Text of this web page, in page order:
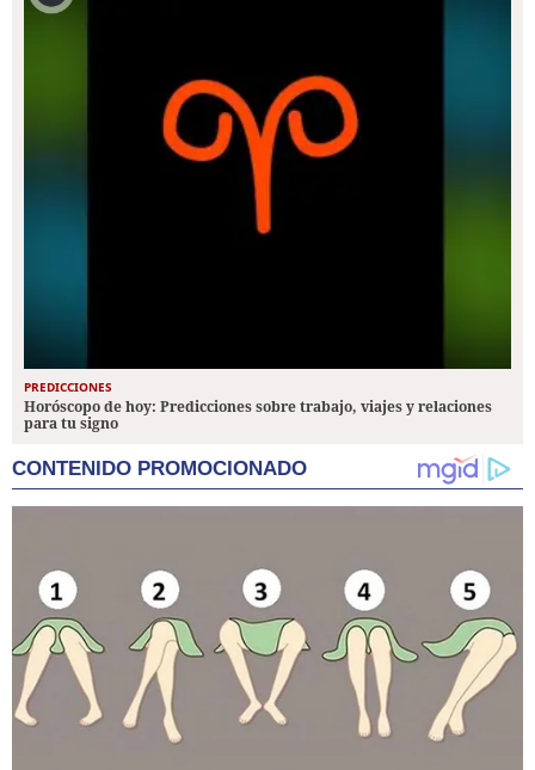
PREDICCIONES
Horóscopo de hoy: Predicciones sobre trabajo, viajes y relaciones
para tu signo
CONTENIDO PROMOCIONADO